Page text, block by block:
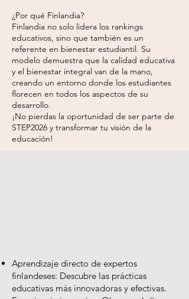
¿Por qué Finlandia?
Finlandia no solo lidera los rankings
educativos, sino que también es un
referente en bienestar estudiantil. Su
modelo demuestra que la calidad educativa
y el bienestar integral van de la mano,
creando un entorno donde los estudiantes
florecen en todos los aspectos de su
desarrollo.
¡No pierdas la oportunidad de ser parte de
STEP2026 y transformar tu visión de la
educación!
Aprendizaje directo de expertos
finlandeses: Descubre las prácticas
educativas más innovadoras y efectivas.